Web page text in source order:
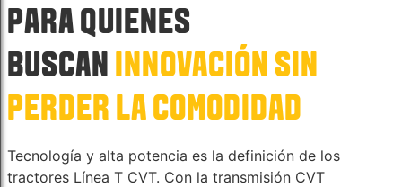
PARA QUIENES
BUSCANINNOVACIÓN SIN
PERDER LA COMODIDAD
Tecnología y alta potencia es la definición de los
tractores Línea T CVT. Con la transmisión CVT